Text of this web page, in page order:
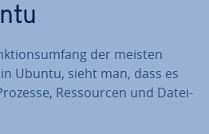
der meisten
Ubuntu, sieht man, dass es
Res­sour­cen und Da­tei­